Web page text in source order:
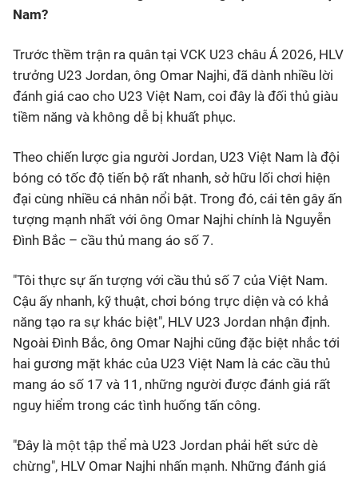
Nam?
Trước thềm trận ra quân tại VCK U23 châu Á 2026, HLV
trưởng U23 Jordan, ông Omar Najhi, đã dành nhiều lời
đánh giá cao cho U23 Việt Nam, coi đây là đối thủ giàu
tiềm năng và không dễ bị khuất phục.
Theo chiến lược gia người Jordan, U23 Việt Nam là đội
bóng có tốc độ tiến bộ rất nhanh, sở hữu lối chơi hiện
đại cùng nhiều cá nhân nổi bật. Trong đó, cái tên gây ấn
tượng mạnh nhất với ông Omar Najhi chính là Nguyễn
Đình Bắc – cầu thủ mang áo số 7.
"Tôi thực sự ấn tượng với cầu thủ số 7 của Việt Nam.
Cậu ấy nhanh, kỹ thuật, chơi bóng trực diện và có khả
năng tạo ra sự khác biệt", HLV U23 Jordan nhận định.
Ngoài Đình Bắc, ông Omar Najhi cũng đặc biệt nhắc tới
hai gương mặt khác của U23 Việt Nam là các cầu thủ
mang áo số 17 và 11, những người được đánh giá rất
nguy hiểm trong các tình huống tấn công.
"Đây là một tập thể mà U23 Jordan phải hết sức dè
chừng", HLV Omar Najhi nhấn mạnh. Những đánh giá